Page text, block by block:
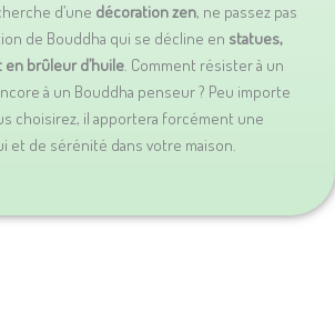
d’une décoration zen, ne passez pas
de Bouddha qui se décline en statues,
brûleur d’huile. Comment résister à un
à un Bouddha penseur ? Peu importe
choisirez, il apportera forcément une
et de sérénité dans votre maison.